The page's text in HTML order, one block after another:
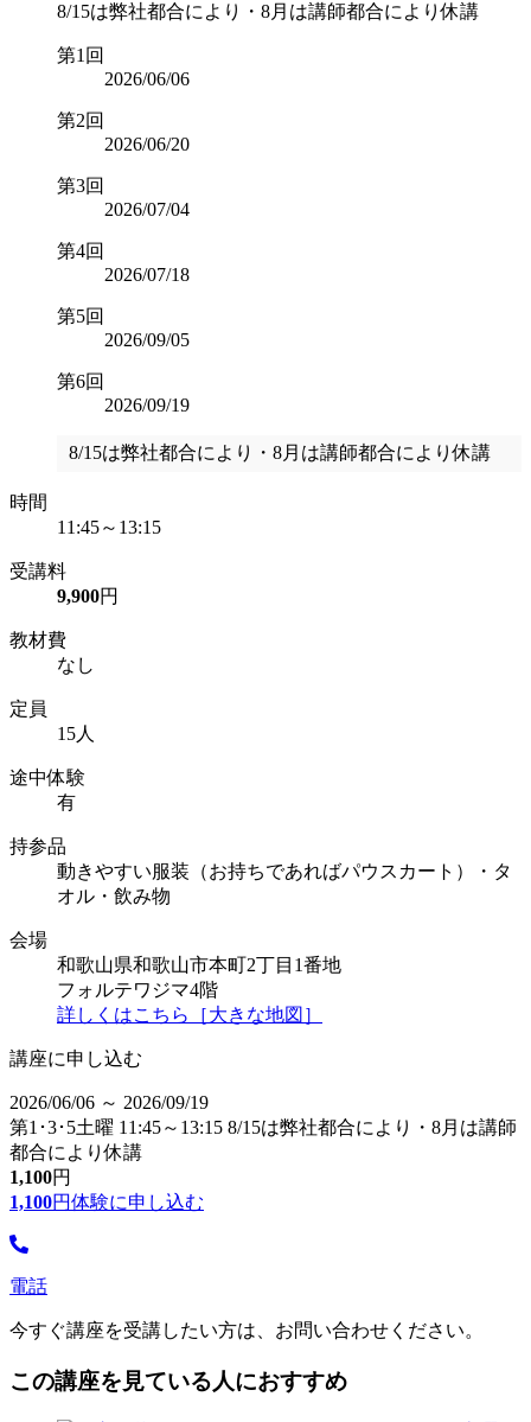
8/15は弊社都合により・8月は講師都合により休講
第1回
2026/06/06
第2回
2026/06/20
第3回
2026/07/04
第4回
2026/07/18
第5回
2026/09/05
第6回
2026/09/19
8/15は弊社都合により・8月は講師都合により休講
時間
11:45～13:15
受講料
9,900円
教材費
なし
定員
15人
途中体験
有
持参品
動きやすい服装（お持ちであればパウスカート）・タ
オル・飲み物
会場
和歌山県和歌山市本町2丁目1番地
フォルテワジマ4階
詳しくはこちら［大きな地図］
講座に申し込む
2026/06/06 ～ 2026/09/19
第1･3･5土曜 11:45～13:15 8/15は弊社都合により・8月は講師
都合により休講
1,100円
1,100円体験に申し込む
電話
今すぐ講座を受講したい方は、お問い合わせください。
この講座を見ている人におすすめ